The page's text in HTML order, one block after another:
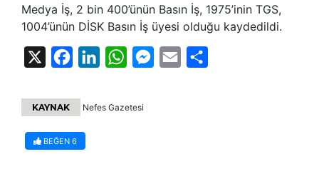
Medya İş, 2 bin 400’ünün Basın İş, 1975’inin TGS,
1004’ünün DİSK Basın İş üyesi olduğu kaydedildi.
FacebookLinkedInWhatsAppMessenger
Email
KAYNAK Nefes Gazetesi
BEĞEN 6